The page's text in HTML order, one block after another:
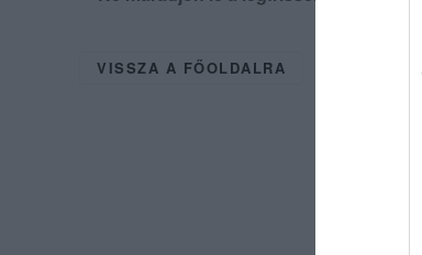
VISSZA A FŐOLDALRA